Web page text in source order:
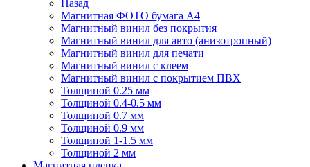
Назад
Магнитная ФОТО бумага А4
Магнитный винил без покрытия
Магнитный винил для авто (анизотропный)
Магнитный винил для печати
Магнитный винил с клеем
Магнитный винил с покрытием ПВХ
Толщиной 0.25 мм
Толщиной 0.4-0.5 мм
Толщиной 0.7 мм
Толщиной 0.9 мм
Толщиной 1-1.5 мм
Толщиной 2 мм